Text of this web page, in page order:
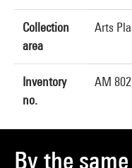
Collection
area
Arts
Inventory
no.
AM
By the